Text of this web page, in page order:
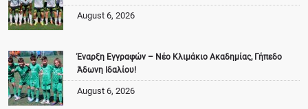
August 6, 2026
Έναρξη Εγγραφών – Νέο Κλιμάκιο Ακαδημίας, Γήπεδο
Άδωνη Ιδαλίου!
August 6, 2026